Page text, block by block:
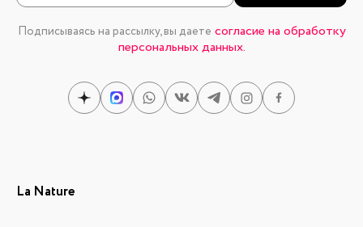
Подписываясь на рассылку, вы даете согласие на обработку
персональных данных.
La Nature